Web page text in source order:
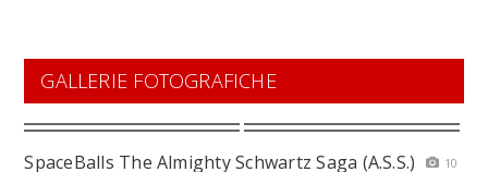
GALLERIE FOTOGRAFICHE
SpaceBalls The Almighty Schwartz Saga (A.S.S.)
10